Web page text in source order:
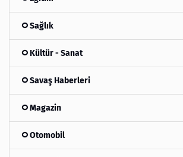
Sağlık
Kültür - Sanat
Savaş Haberleri
Magazin
Otomobil